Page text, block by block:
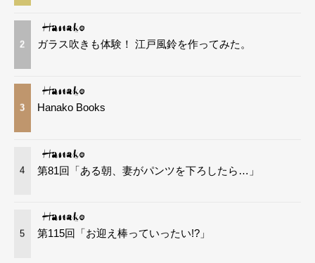
2 ガラス吹きも体験！ 江戸風鈴を作ってみた。
3 Hanako Books
4 第81回「ある朝、妻がパンツを下ろしたら…」
5 第115回「お迎え棒っていったい!?」